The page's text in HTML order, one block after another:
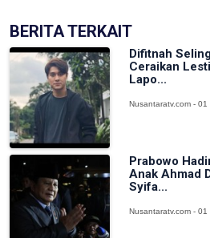
BERITA TERKAIT
Difitnah
Ceraikan
Lapo...
Nusantaratv.com -
Prabowo
Anak Ahmad
Syifa...
Nusantaratv.com -